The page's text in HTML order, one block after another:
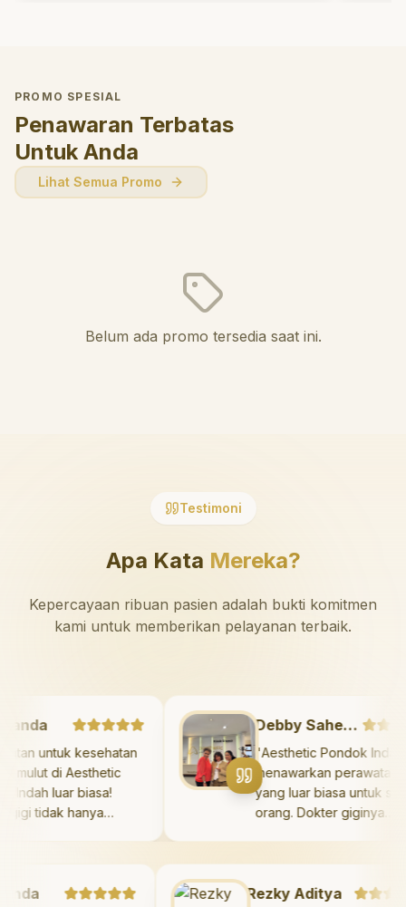
PROMO SPESIAL
Penawaran Terbatas
Untuk Anda
Lihat Semua Promo
Belum ada promo tersedia saat ini.
Testimoni
Apa Kata Mereka?
Kepercayaan ribuan pasien adalah bukti komitmen
kami untuk memberikan pelayanan terbaik.
untuk kesehatan
dan mulut di Aesthetic
Indah luar biasa!
gigi tidak hanya
saya mengenai
Debby Sahertian
"Aesthetic Pondok
menawarkan
yang luar biasa untuk
orang. Dokter giginya
kesehatan gigi dan
Rezky Aditya